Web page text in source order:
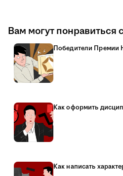
Вам могут понравиться
Победители Премии
Как оформить
Как написать